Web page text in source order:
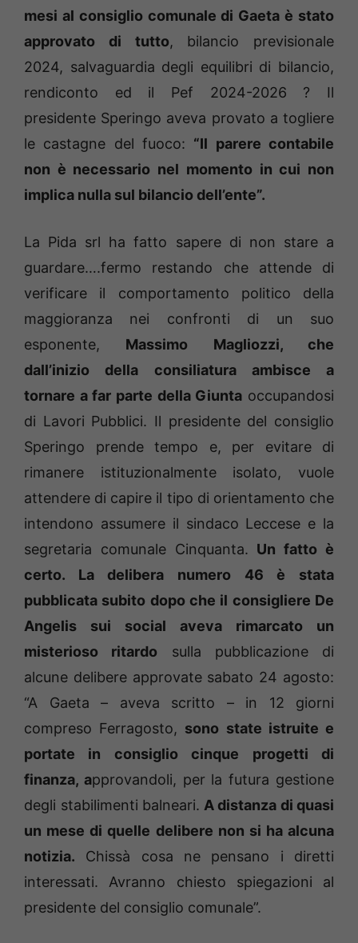
mesi al consiglio comunale di Gaeta è stato
approvato di tutto, bilancio previsionale
2024, salvaguardia degli equilibri di bilancio,
rendiconto ed il Pef 2024-2026 ? Il
presidente Speringo aveva provato a togliere
le castagne del fuoco: “Il parere contabile
non è necessario nel momento in cui non
implica nulla sul bilancio dell’ente”.
La Pida srl ha fatto sapere di non stare a
guardare….fermo restando che attende di
verificare il comportamento politico della
maggioranza nei confronti di un suo
esponente, Massimo Magliozzi, che
dall’inizio della consiliatura ambisce a
tornare a far parte della Giunta occupandosi
di Lavori Pubblici. Il presidente del consiglio
Speringo prende tempo e, per evitare di
rimanere istituzionalmente isolato, vuole
attendere di capire il tipo di orientamento che
intendono assumere il sindaco Leccese e la
segretaria comunale Cinquanta. Un fatto è
certo. La delibera numero 46 è stata
pubblicata subito dopo che il consigliere De
Angelis sui social aveva rimarcato un
misterioso ritardo sulla pubblicazione di
alcune delibere approvate sabato 24 agosto:
“A Gaeta – aveva scritto – in 12 giorni
compreso Ferragosto, sono state istruite e
portate in consiglio cinque progetti di
finanza, approvandoli, per la futura gestione
degli stabilimenti balneari. A distanza di quasi
un mese di quelle delibere non si ha alcuna
notizia. Chissà cosa ne pensano i diretti
interessati. Avranno chiesto spiegazioni al
presidente del consiglio comunale”.